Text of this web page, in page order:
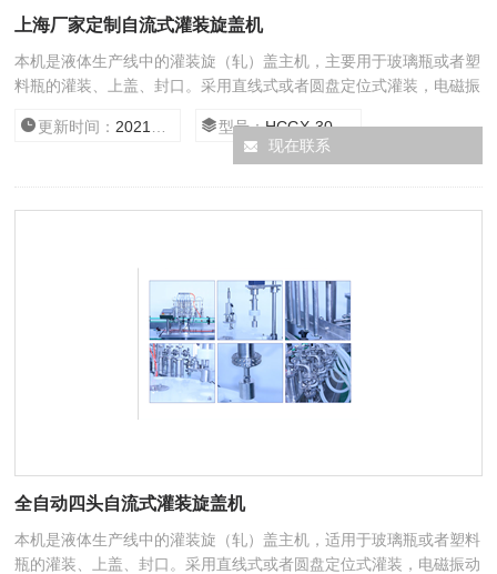
上海厂家定制自流式灌装旋盖机
本机是液体生产线中的灌装旋（轧）盖主机，主要用于玻璃瓶或者塑
料瓶的灌装、上盖、封口。采用直线式或者圆盘定位式灌装，电磁振
（轧）盖合二为一，结构紧凑，符合GMP标准。
更新时间： 2021/1/12 13:56:37 型号：HCGX-30/500
现在联系
全自动四头自流式灌装旋盖机
本机是液体生产线中的灌装旋（轧）盖主机，适用于玻璃瓶或者塑料
瓶的灌装、上盖、封口。采用直线式或者圆盘定位式灌装，电磁振动